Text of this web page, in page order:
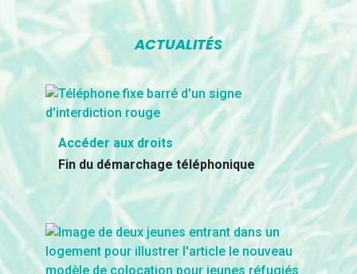
ACTUALITÉS
Accéder aux droits
Fin du démarchage téléphonique